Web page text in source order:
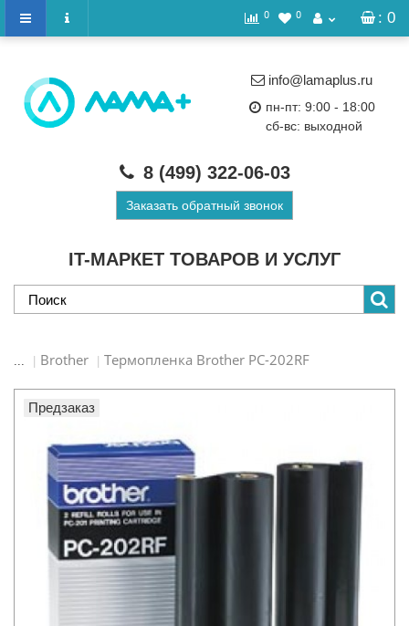
: 0
0 0
IT-МАРКЕТ ТОВАРОВ И УСЛУГ
info@lamaplus.ru
пн-пт: 9:00 - 18:00
сб-вс: выходной
8 (499) 322-06-03
Заказать обратный звонок
... Brother Термопленка Brother PC-202RF
Предзаказ